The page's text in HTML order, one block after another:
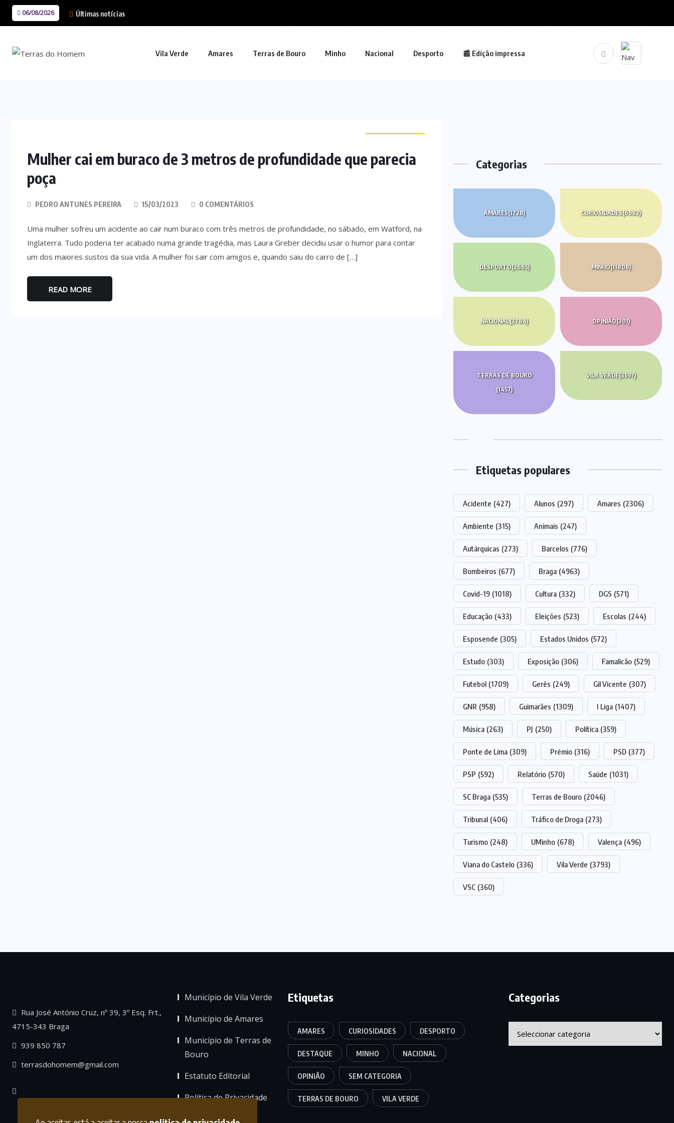
06/08/2026 Últimas notícias
Vila Verde Amares Terras de Bouro Minho Nacional Desporto 📰 Edição impressa
Mulher cai em buraco de 3 metros de profundidade que parecia
poça
PEDRO ANTUNES PEREIRA 15/03/2023 0 COMENTÁRIOS
Uma mulher sofreu um acidente ao cair num buraco com três metros de profundidade, no sábado, em Watford, na
Inglaterra. Tudo poderia ter acabado numa grande tragédia, mas Laura Greber decidiu usar o humor para contar
um dos maiores sustos da sua vida. A mulher foi sair com amigos e, quando saiu do carro de […]
READ MORE
Categorias
AMARES(1728) CURIOSIDADES(6982)
DESPORTO(2665) MINHO(11808)
NACIONAL(3784) OPINIÃO(301)
TERRAS DE BOURO
(1457)
VILA VERDE(3597)
Etiquetas populares
Acidente (427) Alunos (297) Amares (2306)
Ambiente (315) Animais (247)
Autárquicas (273) Barcelos (776)
Bombeiros (677) Braga (4963)
Covid-19 (1018) Cultura (332) DGS (571)
Educação (433) Eleições (523) Escolas (244)
Esposende (305) Estados Unidos (572)
Estudo (303) Exposição (306) Famalicão (529)
Futebol (1709) Gerês (249) Gil Vicente (307)
GNR (958) Guimarães (1309) I Liga (1407)
Música (263) PJ (250) Política (359)
Ponte de Lima (309) Prémio (316) PSD (377)
PSP (592) Relatório (570) Saúde (1031)
SC Braga (535) Terras de Bouro (2046)
Tribunal (406) Tráfico de Droga (273)
Turismo (248) UMinho (678) Valença (496)
Viana do Castelo (336) Vila Verde (3793)
VSC (360)
Rua José António Cruz, nº 39, 3º Esq. Frt.,
4715-343 Braga
939 850 787
terrasdohomem@gmail.com
Município de Vila Verde
Município de Amares
Município de Terras de
Bouro
Estatuto Editorial
Política de Privacidade
Etiquetas
AMARES CURIOSIDADES DESPORTO
DESTAQUE MINHO NACIONAL
OPINIÃO SEM CATEGORIA
TERRAS DE BOURO VILA VERDE
Categorias